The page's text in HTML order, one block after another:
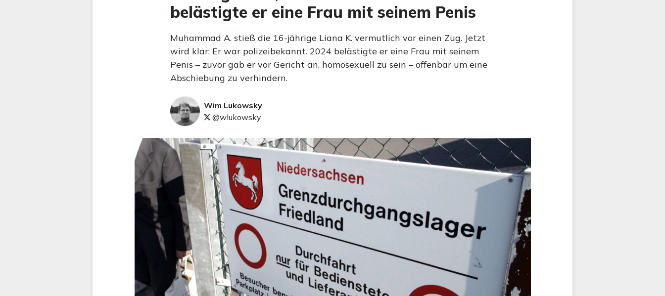
belästigte er eine Frau mit seinem Penis
Muhammad A. stieß die 16-jährige Liana K. vermutlich vor einen Zug. Jetzt
wird klar: Er war polizeibekannt. 2024 belästigte er eine Frau mit seinem
Penis – zuvor gab er vor Gericht an, homosexuell zu sein – offenbar um eine
Abschiebung zu verhindern.
Wim Lukowsky
@wlukowsky